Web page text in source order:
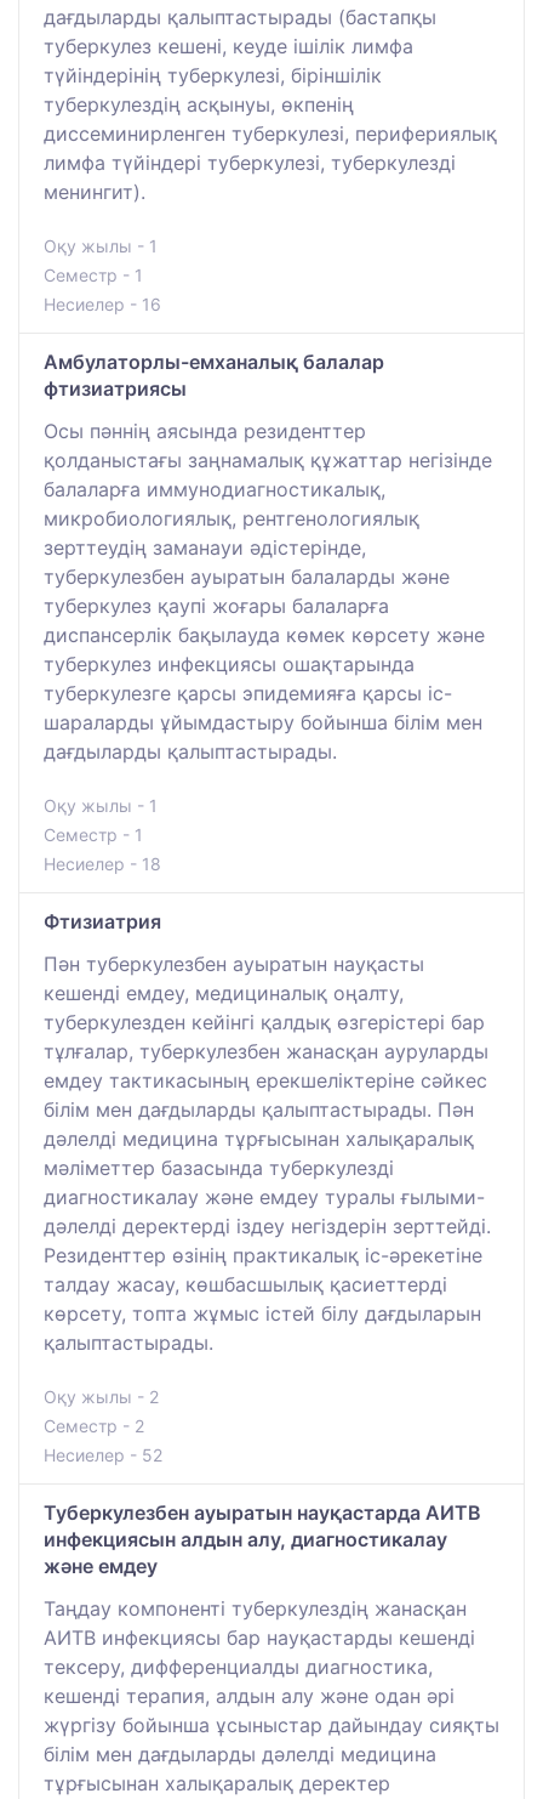
дағдыларды қалыптастырады (бастапқы
туберкулез кешені, кеуде ішілік лимфа
түйіндерінің туберкулезі, біріншілік
туберкулездің асқынуы, өкпенің
диссеминирленген туберкулезі, перифериялық
лимфа түйіндері туберкулезі, туберкулезді
менингит).
Оқу жылы - 1
Семестр - 1
Несиелер - 16
Амбулаторлы-емханалық балалар
фтизиатриясы
Осы пәннің аясында резиденттер
қолданыстағы заңнамалық құжаттар негізінде
балаларға иммунодиагностикалық,
микробиологиялық, рентгенологиялық
зерттеудің заманауи әдістерінде,
туберкулезбен ауыратын балаларды және
туберкулез қаупі жоғары балаларға
диспансерлік бақылауда көмек көрсету және
туберкулез инфекциясы ошақтарында
туберкулезге қарсы эпидемияға қарсы іс-
шараларды ұйымдастыру бойынша білім мен
дағдыларды қалыптастырады.
Оқу жылы - 1
Семестр - 1
Несиелер - 18
Фтизиатрия
Пән туберкулезбен ауыратын науқасты
кешенді емдеу, медициналық оңалту,
туберкулезден кейінгі қалдық өзгерістері бар
тұлғалар, туберкулезбен жанасқан ауруларды
емдеу тактикасының ерекшеліктеріне сәйкес
білім мен дағдыларды қалыптастырады. Пән
дәлелді медицина тұрғысынан халықаралық
мәліметтер базасында туберкулезді
диагностикалау және емдеу туралы ғылыми-
дәлелді деректерді іздеу негіздерін зерттейді.
Резиденттер өзінің практикалық іс-әрекетіне
талдау жасау, көшбасшылық қасиеттерді
көрсету, топта жұмыс істей білу дағдыларын
қалыптастырады.
Оқу жылы - 2
Семестр - 2
Несиелер - 52
Туберкулезбен ауыратын науқастарда АИТВ
инфекциясын алдын алу, диагностикалау
және емдеу
Таңдау компоненті туберкулездің жанасқан
АИТВ инфекциясы бар науқастарды кешенді
тексеру, дифференциалды диагностика,
кешенді терапия, алдын алу және одан әрі
жүргізу бойынша ұсыныстар дайындау сияқты
білім мен дағдыларды дәлелді медицина
тұрғысынан халықаралық деректер